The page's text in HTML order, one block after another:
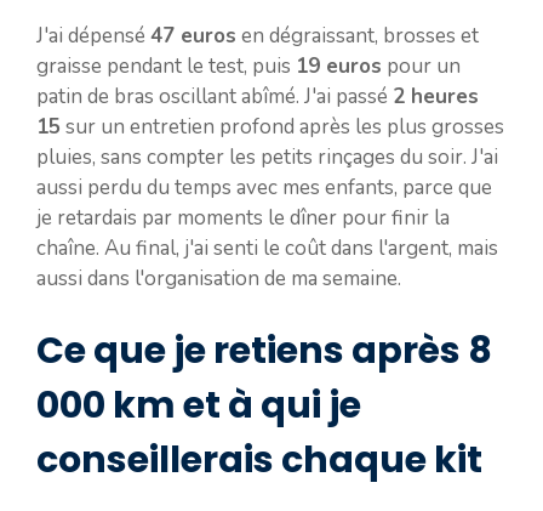
J'ai dépensé 47 euros en dégraissant, brosses et
graisse pendant le test, puis 19 euros pour un
patin de bras oscillant abîmé. J'ai passé 2 heures
15 sur un entretien profond après les plus grosses
pluies, sans compter les petits rinçages du soir. J'ai
aussi perdu du temps avec mes enfants, parce que
je retardais par moments le dîner pour finir la
chaîne. Au final, j'ai senti le coût dans l'argent, mais
aussi dans l'organisation de ma semaine.
Ce que je retiens après 8
000 km et à qui je
conseillerais chaque kit